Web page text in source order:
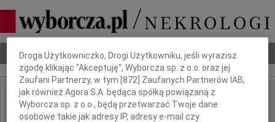
Nekrologi Odeszli Poradnik pogrzebowy
IMIĘ I NAZWISKO: Joanna Jasiewicz
Dbamy o Twoją prywatność
Droga Użytkowniczko, Drogi Użytkowniku, jeśli wyrazisz
zgodę klikając "Akceptuję", Wyborcza sp. z o.o. oraz jej
Zaufani Partnerzy, w tym [872 ] Zaufanych Partnerów IAB,
jak również Agora S.A. będąca spółką powiązaną z
Wyborcza sp. z o.o., będą przetwarzać Twoje dane
osobowe takie jak adresy IP, adresy e-mail czy